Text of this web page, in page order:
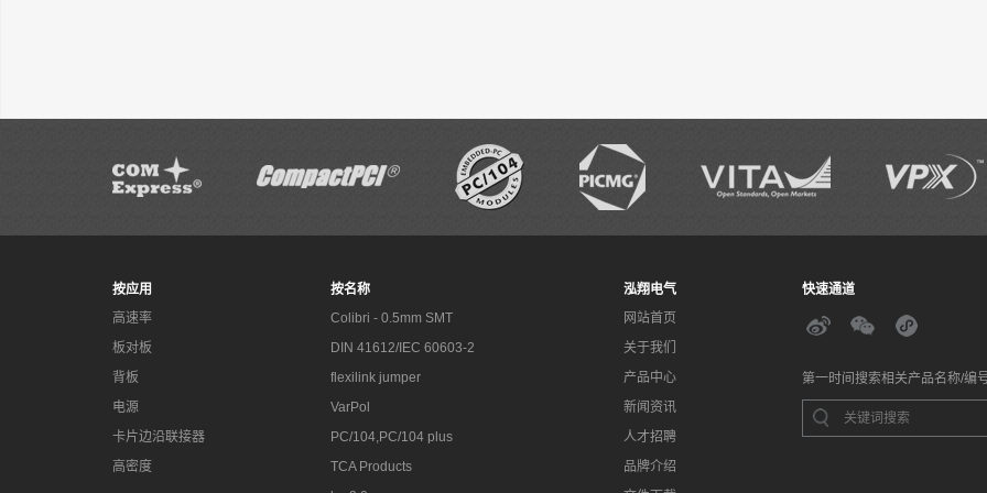
按应用
高速率
板对板
背板
电源
卡片边沿联接器
高密度
按名称
Colibri - 0.5mm SMT
DIN 41612/IEC 60603-2
flexilink jumper
VarPol
PC/104,PC/104 plus
TCA Products
泓翔电气
网站首页
关于我们
产品中心
新闻资讯
人才招聘
品牌介绍
快速通道
第一时间搜索相关产品名称/编